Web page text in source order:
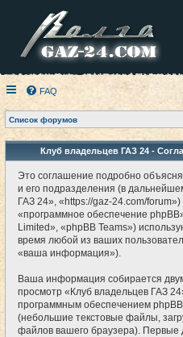
FAQ
Список форумов
Клуб владельцев ГАЗ 24 -
Это соглашение подробно
и его подразделения (в
ГАЗ 24», «https://gaz-24.com/
«программное обеспечение
Limited», «phpBB Teams»)
время любой из ваших
«ваша информация»).
Ваша информация собирается
просмотр «Клуб владельцев ГАЗ
программным обеспечением
(небольшие текстовые файлы,
файлов вашего браузера). Первые